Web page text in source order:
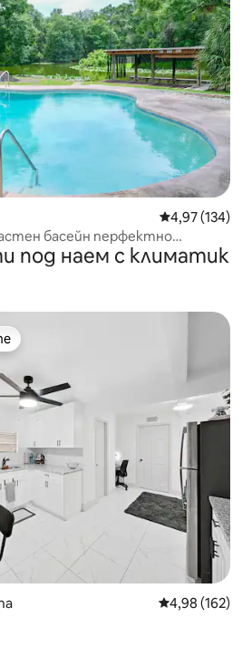
Средна
4,97 (134)
басейн перфектно
под наем с климатик
на гостите
Средна
4,98 (162)